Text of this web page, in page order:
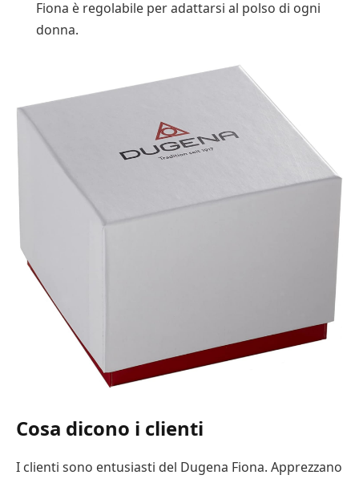
Fiona è regolabile per adattarsi al polso di ogni
donna.
Cosa dicono i clienti
I clienti sono entusiasti del Dugena Fiona. Apprezzano